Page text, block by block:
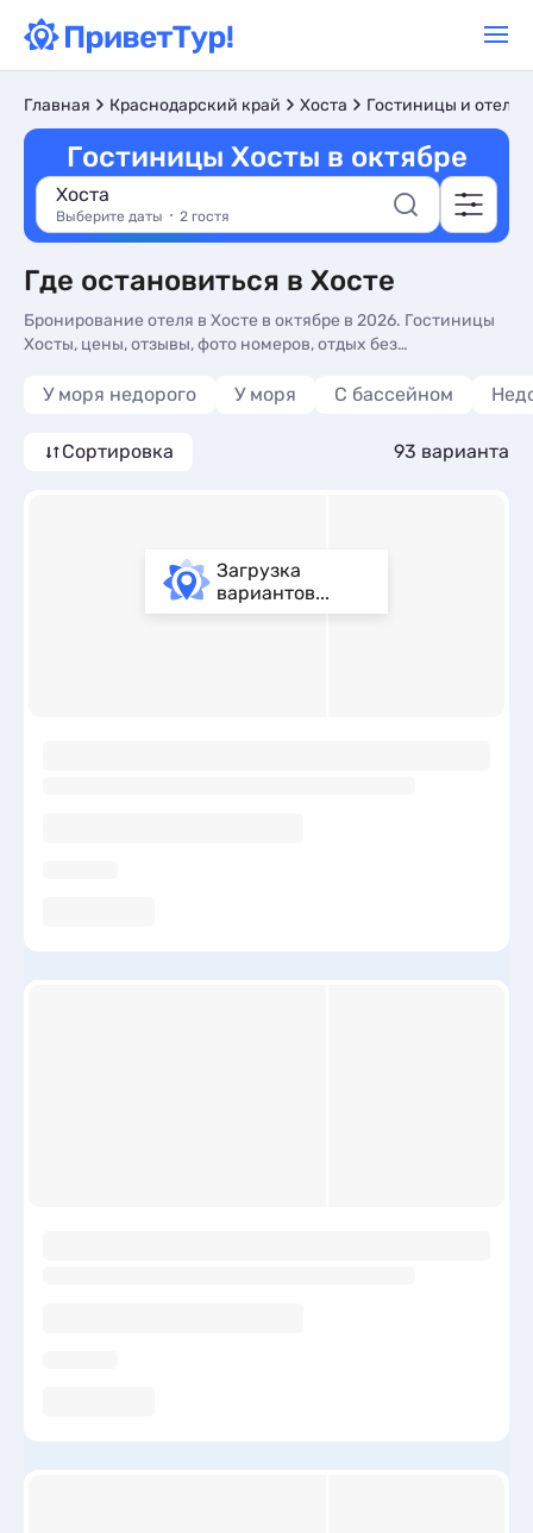
Главная Краснодарский край Хоста Гостиницы и отели
Гостиницы Хосты в октябре
Хоста
Выберите даты 2 гостя
Где остановиться в Хосте
Бронирование отеля в Хосте в октябре в 2026. Гостиницы
Хосты, цены, отзывы, фото номеров, отдых без
У моря недорого У моря С бассейном
Сортировка 93 варианта
Загрузка
вариантов...